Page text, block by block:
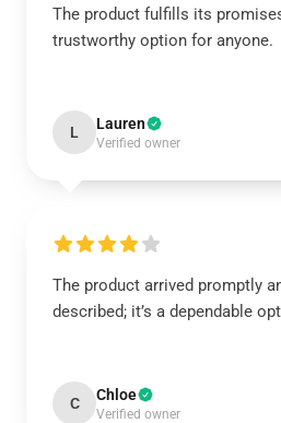
The product fulfills its
trustworthy option for anyone.
L Lauren
Verified owner
The product arrived promptly
described; it’s a dependable
C Chloe
Verified owner